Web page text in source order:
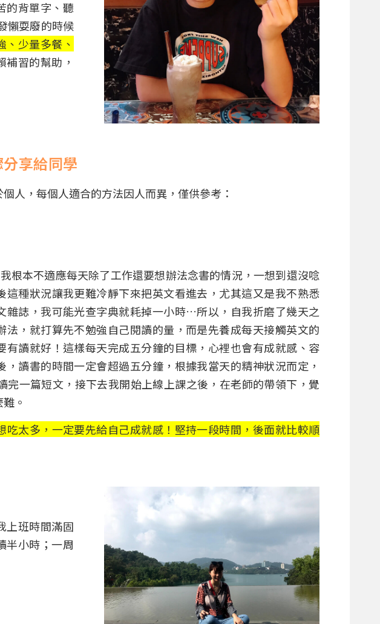
的背單字、聽
懶耍廢的時候
少量多餐、
習的幫助，
享給同學
人，每個人適合的方法因人而異，僅供參考：
根本不適應每天除了工作還要想辦法念書的情況，一想到還沒唸
這種狀況讓我更難冷靜下來把英文看進去，尤其這又是我不熟悉
雜誌，我可能光查字典就耗掉一小時…所以，自我折磨了幾天之
法，就打算先不勉強自己閱讀的量，而是先養成每天接觸英文的
有讀就好！這樣每天完成五分鐘的目標，心裡也會有成就感、容
，讀書的時間一定會超過五分鐘，根據我當天的精神狀況而定，
完一篇短文，接下去我開始上線上課之後，在老師的帶領下，覺
。
吃太多，一定要先給自己成就感！堅持一段時間，後面就比較順
上班時間滿固
半小時；一周